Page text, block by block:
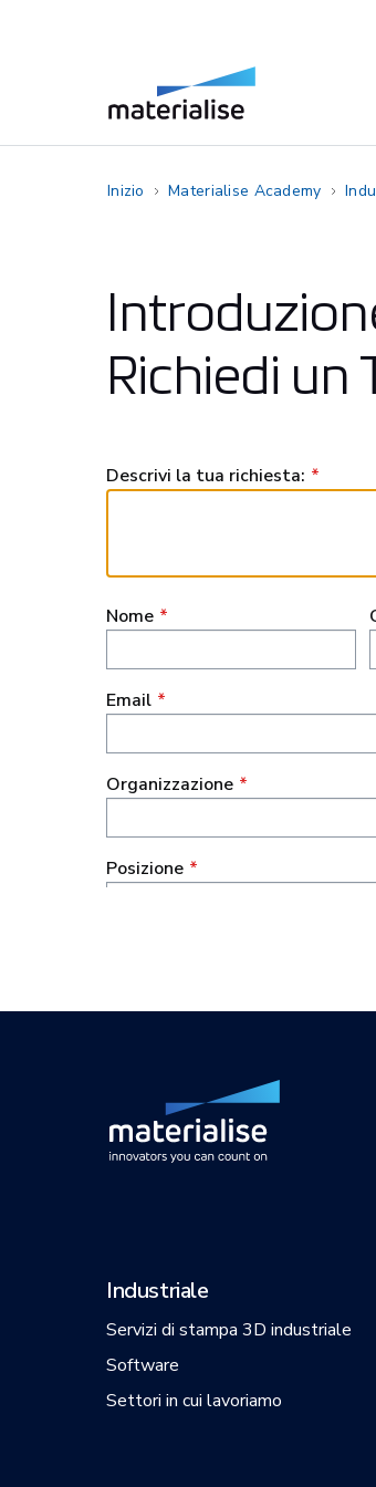
Inizio Materialise Academy
Richiedi un
Industriale
Servizi di stampa 3D industriale
Software
Settori in cui lavoriamo